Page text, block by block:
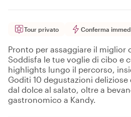
Tour privato Conferma
Pronto per assaggiare il miglior
Soddisfa le tue voglie di cibo e
highlights lungo il percorso,
Goditi 10 degustazioni
dal dolce al salato, oltre a
gastronomico a Kandy.